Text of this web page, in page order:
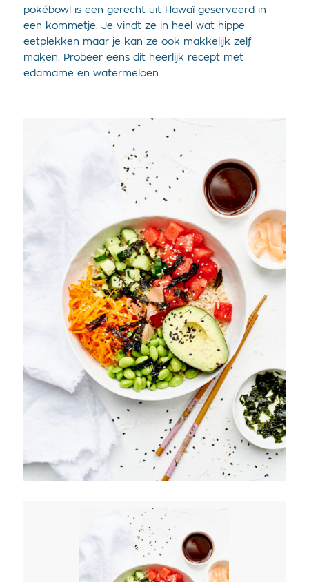
pokébowl is een gerecht uit Hawaï geserveerd in
een kommetje. Je vindt ze in heel wat hippe
eetplekken maar je kan ze ook makkelijk zelf
maken. Probeer eens dit heerlijk recept met
edamame en watermeloen.